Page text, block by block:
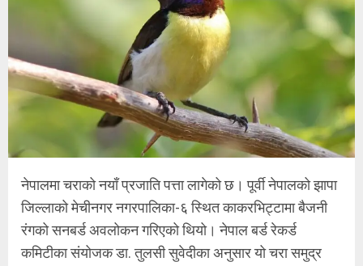
नेपालमा चराको नयाँ प्रजाति पत्ता लागेको छ। पूर्वी नेपालको झापा
जिल्लाको मेचीनगर नगरपालिका-६ स्थित काकरभिट्टामा बैजनी
रंगको सनबर्ड अवलोकन गरिएको थियो। नेपाल बर्ड रेकर्ड
कमिटीका संयोजक डा. तुलसी सुवेदीका अनुसार यो चरा समुद्र